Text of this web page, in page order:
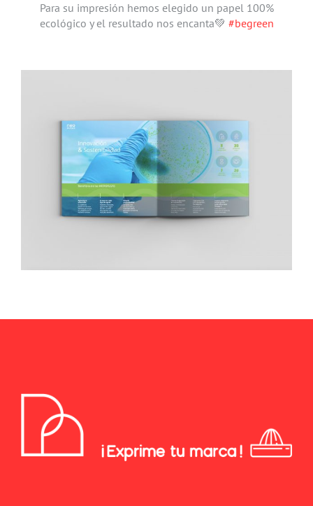
Para su impresión hemos elegido un papel 100%
ecológico y el resultado nos encanta💚 #begreen